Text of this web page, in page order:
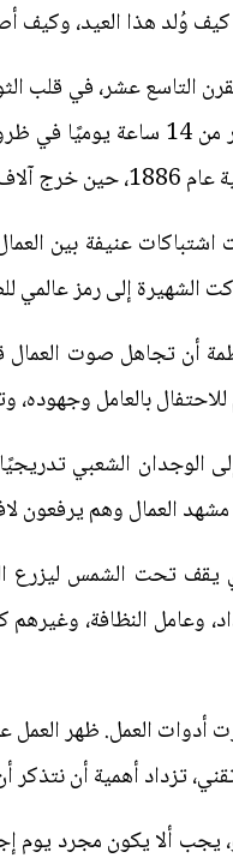
كيف وُلد هذا العيد، وكيف
التاسع عشر، في قلب
زهيدة، وساعات العمل
بثماني ساعات.
اشتباكات عنيفة بين
الشهيرة إلى رمز عالمي
أن تجاهل صوت العمال
بالعامل وجهوده،
الوجدان الشعبي
العمال وهم يرفعون
يقف تحت الشمس ليزرع
وعامل النظافة،
العمل. ظهر العمل
تزداد أهمية أن
يجب ألا يكون مجرد